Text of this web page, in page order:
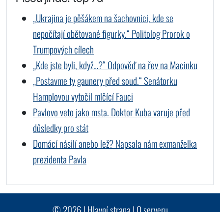
„Ukrajina je pěšákem na šachovnici, kde se
nepočítají obětované figurky.“ Politolog Prorok o
Trumpových cílech
„Kde jste byli, když…?“ Odpověď na řev na Macinku
„Postavme ty gaunery před soud.“ Senátorku
Hamplovou vytočil mlčící Fauci
Pavlovo veto jako msta. Doktor Kuba varuje před
důsledky pro stát
Domácí násilí anebo lež? Napsala nám exmanželka
prezidenta Pavla